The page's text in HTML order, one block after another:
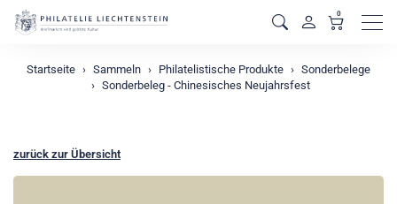
0
Startseite Sammeln Philatelistische Produkte
Sonderbelege
Sonderbeleg - Chinesisches Neujahrsfest
zurück zur Übersicht